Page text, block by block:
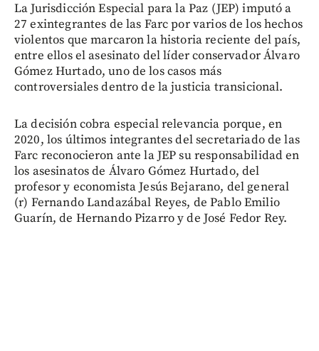
La Jurisdicción Especial para la Paz (JEP) imputó a
27 exintegrantes de las Farc por varios de los hechos
violentos que marcaron la historia reciente del país,
entre ellos el asesinato del líder conservador Álvaro
Gómez Hurtado, uno de los casos más
controversiales dentro de la justicia transicional.
La decisión cobra especial relevancia porque, en
2020, los últimos integrantes del secretariado de las
Farc reconocieron ante la JEP su responsabilidad en
los asesinatos de Álvaro Gómez Hurtado, del
profesor y economista Jesús Bejarano, del general
(r) Fernando Landazábal Reyes, de Pablo Emilio
Guarín, de Hernando Pizarro y de José Fedor Rey.